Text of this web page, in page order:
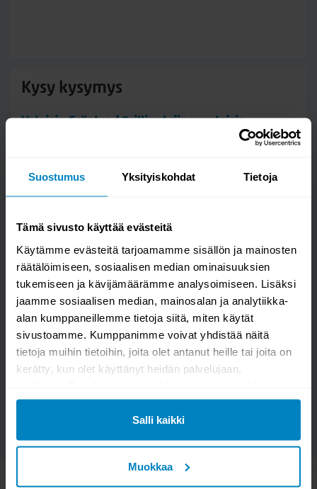
Suostumus Yksityiskohdat Tietoja
Tämä sivusto käyttää evästeitä
Käytämme evästeitä tarjoamamme sisällön ja mainosten
räätälöimiseen, sosiaalisen median ominaisuuksien
tukemiseen ja kävijämäärämme analysoimiseen. Lisäksi
jaamme sosiaalisen median, mainosalan ja analytiikka-
alan kumppaneillemme tietoja siitä, miten käytät
sivustoamme. Kumppanimme voivat yhdistää näitä
tietoja muihin tietoihin, joita olet antanut heille tai joita on
kerätty, kun olet käyttänyt heidän palvelujaan.
Salli kaikki
Muokkaa
Kysy kysymys
Valaisin Grönlund Brilliant riippuvalaisin
Kysymys/vastaus saa näkyä muille
LÄHETÄ
KATSO MYÖS